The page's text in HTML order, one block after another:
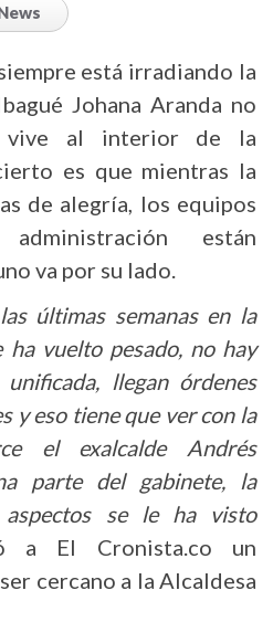
está irradiando la
Johana Aranda no
al interior de la
es que mientras la
de alegría, los equipos
están
va por su lado.
últimas semanas en la
ha vuelto pesado, no hay
llegan órdenes
y eso tiene que ver con la
el exalcalde Andrés
parte del gabinete, la
aspectos se le ha visto
a El Cronista.co un
cercano a la Alcaldesa